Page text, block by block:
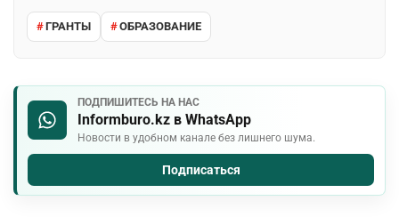
ГРАНТЫ ОБРАЗОВАНИЕ
ПОДПИШИТЕСЬ НА НАС
Informburo.kz в WhatsApp
Новости в удобном канале без лишнего шума.
Подписаться